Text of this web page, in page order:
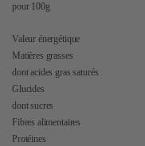
pour 100g
Valeur énergétique
Matières grasses
dont acides gras saturés
Glucides
dont sucres
Fibres alimentaires
Protéines